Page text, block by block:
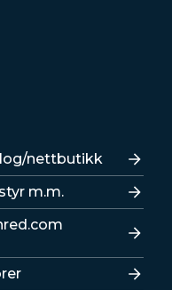
nettbutikk
m.m.